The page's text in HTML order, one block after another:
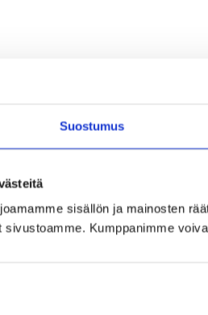
Suostumus
sisällön ja mainosten
Kumppanimme